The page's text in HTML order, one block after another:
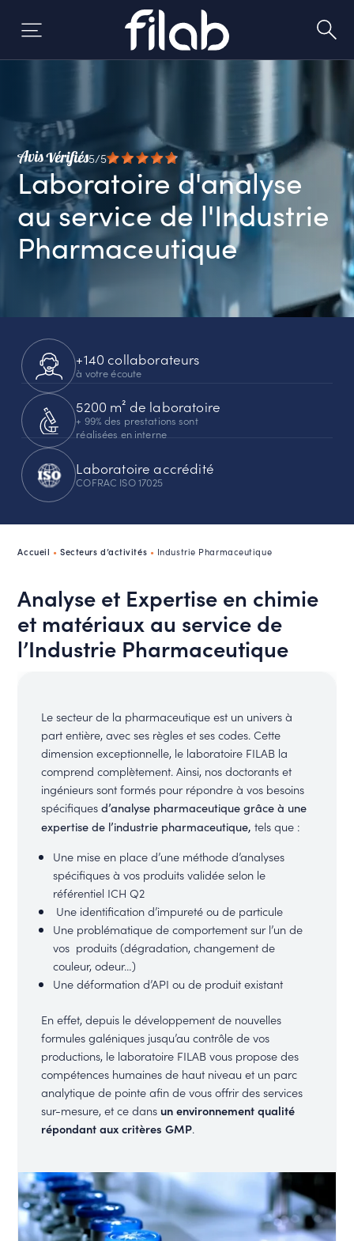
5/5
Laboratoire d'analyse
au service de l'Industrie
Pharmaceutique
+140 collaborateurs
à votre écoute
5200 m² de laboratoire
+ 99% des prestations sont
réalisées en interne
Laboratoire accrédité
COFRAC ISO 17025
Accueil • Secteurs d’activités • Industrie Pharmaceutique
Analyse et Expertise en chimie
et matériaux au service de
l’Industrie Pharmaceutique
Le secteur de la pharmaceutique est un univers à
part entière, avec ses règles et ses codes. Cette
dimension exceptionnelle, le laboratoire FILAB la
comprend complètement. Ainsi, nos doctorants et
ingénieurs sont formés pour répondre à vos besoins
spécifiquesd’analyse pharmaceutique grâce à une
expertise de l’industrie pharmaceutique,tels que :
Une mise en place d’une méthode d’analyses
spécifiques à vos produits validée selon le
référentiel ICH Q2
Une identification d’impureté ou de particule
Une problématique de comportement sur l’un de
vos produits (dégradation, changement de
couleur, odeur…)
Une déformation d’API ou de produit existant
En effet, depuis le développement de nouvelles
formules galéniques jusqu’au contrôle de vos
productions, le laboratoire FILAB vous propose des
compétences humaines de haut niveau et un parc
analytique de pointe afin de vous offrir des services
sur-mesure, et ce dans un environnement qualité
répondant aux critères GMP.